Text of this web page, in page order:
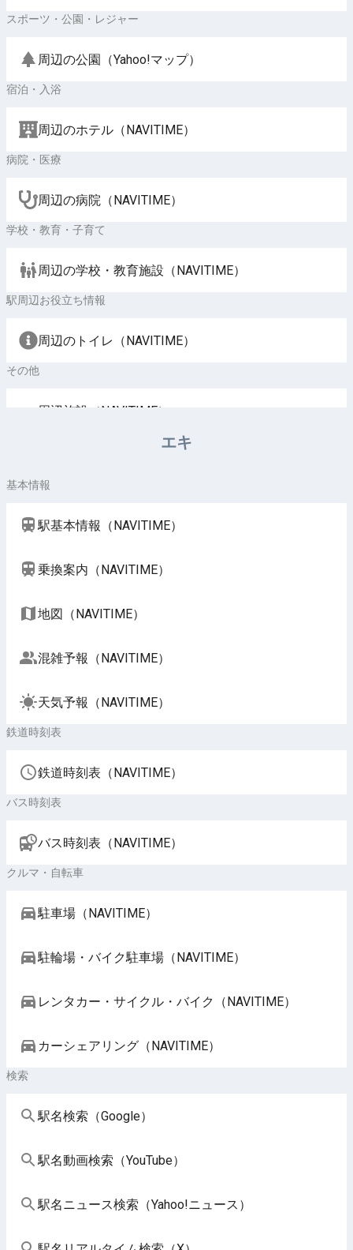
スポーツ・公園・レジャー
周辺の公園（Yahoo!マップ）
宿泊・入浴
周辺のホテル（NAVITIME）
病院・医療
周辺の病院（NAVITIME）
学校・教育・子育て
周辺の学校・教育施設（NAVITIME）
駅周辺お役立ち情報
周辺のトイレ（NAVITIME）
その他
周辺施設（NAVITIME）
エキ
基本情報
駅基本情報（NAVITIME）
乗換案内（NAVITIME）
地図（NAVITIME）
混雑予報（NAVITIME）
天気予報（NAVITIME）
鉄道時刻表
鉄道時刻表（NAVITIME）
バス時刻表
バス時刻表（NAVITIME）
クルマ・自転車
駐車場（NAVITIME）
駐輪場・バイク駐車場（NAVITIME）
レンタカー・サイクル・バイク（NAVITIME）
カーシェアリング（NAVITIME）
検索
駅名検索（Google）
駅名動画検索（YouTube）
駅名ニュース検索（Yahoo!ニュース）